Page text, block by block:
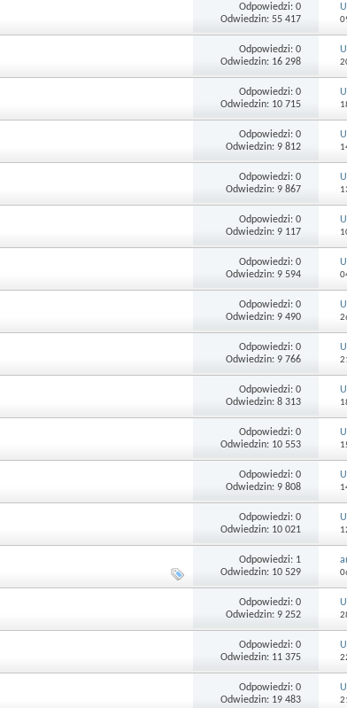
Odpowiedzi: 0
Odwiedzin: 55 417
Odpowiedzi: 0
Odwiedzin: 16 298
Odpowiedzi: 0
Odwiedzin: 10 715
Odpowiedzi: 0
Odwiedzin: 9 812
Odpowiedzi: 0
Odwiedzin: 9 867
Odpowiedzi: 0
Odwiedzin: 9 117
Odpowiedzi: 0
Odwiedzin: 9 594
Odpowiedzi: 0
Odwiedzin: 9 490
Odpowiedzi: 0
Odwiedzin: 9 766
Odpowiedzi: 0
Odwiedzin: 8 313
Odpowiedzi: 0
Odwiedzin: 10 553
Odpowiedzi: 0
Odwiedzin: 9 808
Odpowiedzi: 0
Odwiedzin: 10 021
Odpowiedzi: 1
Odwiedzin: 10 529
Odpowiedzi: 0
Odwiedzin: 9 252
Odpowiedzi: 0
Odwiedzin: 11 375
Odpowiedzi: 0
Odwiedzin: 19 483